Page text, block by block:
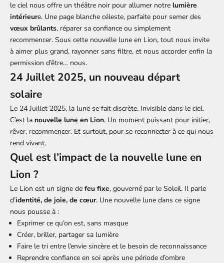
le ciel nous offre un théâtre noir pour allumer notre lumière
intérieure. Une page blanche céleste, parfaite pour semer des
vœux brûlants, réparer sa confiance ou simplement
recommencer. Sous cette nouvelle lune en Lion, tout nous invite
à aimer plus grand, rayonner sans filtre, et nous accorder enfin la
permission d’être… nous.
24 Juillet 2025, un nouveau départ
solaire
Le 24 Juillet 2025, la lune se fait discrète. Invisible dans le ciel.
C’est la nouvelle lune en Lion. Un moment puissant pour initier,
rêver, recommencer. Et surtout, pour se reconnecter à ce qui nous
rend vivant.
Quel est l’impact de la nouvelle lune en
Lion ?
Le Lion est un signe de feu fixe, gouverné par le Soleil. Il parle
d’identité, de joie, de cœur. Une nouvelle lune dans ce signe
nous pousse à :
Exprimer ce qu’on est, sans masque
Créer, briller, partager sa lumière
Faire le tri entre l’envie sincère et le besoin de reconnaissance
Reprendre confiance en soi après une période d’ombre